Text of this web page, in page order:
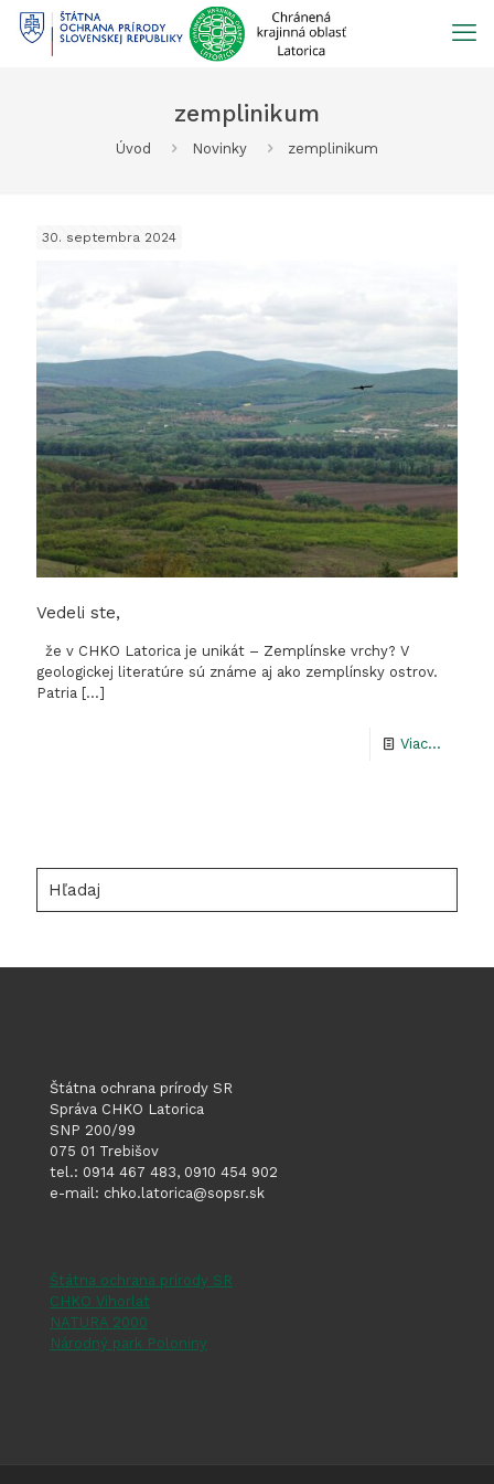
Prejsť
zemplinikum
Úvod Novinky zemplinikum
30. septembra 2024
Vedeli ste,
že v CHKO Latorica je unikát – Zemplínske vrchy? V
geologickej literatúre sú známe aj ako zemplínsky ostrov.
Patria […]
Viac...
Štátna ochrana prírody SR
Správa CHKO Latorica
SNP 200/99
075 01 Trebišov
tel.: 0914 467 483, 0910 454 902
e-mail: chko.latorica@sopsr.sk
Štátna ochrana prírody SR
CHKO Vihorlat
NATURA 2000
Národný park Poloniny